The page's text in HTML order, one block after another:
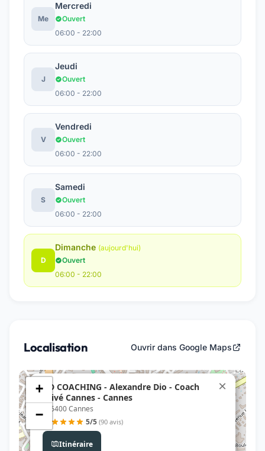
Me
Mercredi
Ouvert
06:00 - 22:00
J
Jeudi
Ouvert
06:00 - 22:00
V
Vendredi
Ouvert
06:00 - 22:00
S
Samedi
Ouvert
06:00 - 22:00
D
Dimanche (aujourd'hui)
Ouvert
06:00 - 22:00
Localisation Ouvrir dans Google Maps
AD COACHING - Alexandre Dio - Coach
Privé Cannes - Cannes
, 06400 Cannes
5/5 (90 avis)
Itinéraire
×
+
−